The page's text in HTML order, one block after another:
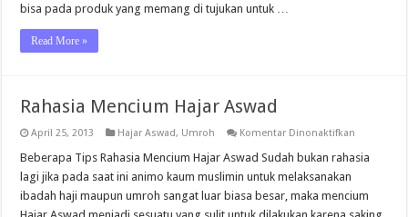
bisa pada produk yang memang di tujukan untuk …
Read More »
Rahasia Mencium Hajar Aswad
April 25, 2013 Hajar Aswad, Umroh Komentar Dinonaktifkan
Mencium
Beberapa Tips Rahasia Mencium Hajar Aswad Sudah bukan rahasia
lagi jika pada saat ini animo kaum muslimin untuk melaksanakan
ibadah haji maupun umroh sangat luar biasa besar, maka mencium